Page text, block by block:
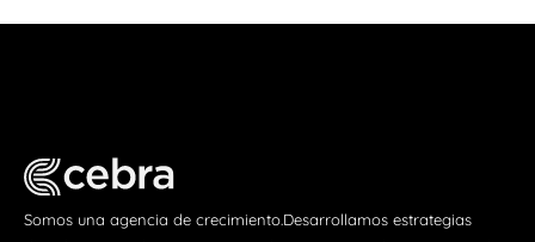
Somos una agencia de crecimiento.Desarrollamos estrategias